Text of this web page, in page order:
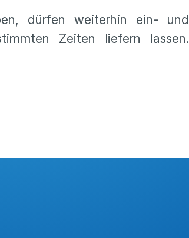
dürfen weiterhin ein- und
Zeiten liefern lassen.